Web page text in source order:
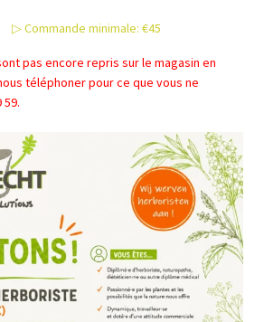
▷ Commande minimale: €45
pas encore repris sur le magasin en
téléphoner pour ce que vous ne